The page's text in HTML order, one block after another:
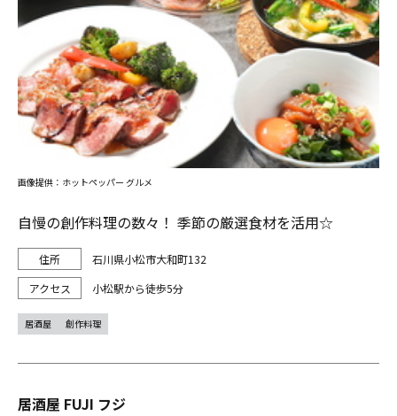
自慢の創作料理の数々！ 季節の厳選食材を活用☆
石川県小松市大和町132
小松駅から徒歩5分
画像提供：ホットペッパー グルメ
居酒屋 創作料理
居酒屋 FUJI フジ